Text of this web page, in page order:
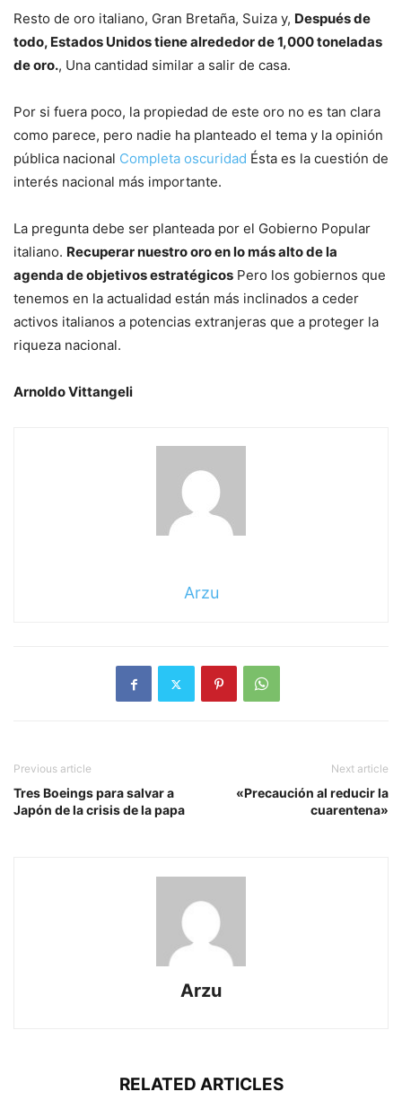
Resto de oro italiano, Gran Bretaña, Suiza y, Después de
todo, Estados Unidos tiene alrededor de 1,000 toneladas
de oro., Una cantidad similar a salir de casa.
Por si fuera poco, la propiedad de este oro no es tan clara
como parece, pero nadie ha planteado el tema y la opinión
pública nacional Completa oscuridad Ésta es la cuestión de
interés nacional más importante.
La pregunta debe ser planteada por el Gobierno Popular
italiano. Recuperar nuestro oro en lo más alto de la
agenda de objetivos estratégicos Pero los gobiernos que
tenemos en la actualidad están más inclinados a ceder
activos italianos a potencias extranjeras que a proteger la
riqueza nacional.
Arnoldo Vittangeli
Arzu
Previous article
Tres Boeings para salvar a
Japón de la crisis de la papa
Next article
«Precaución al reducir la
cuarentena»
Arzu
RELATED ARTICLES